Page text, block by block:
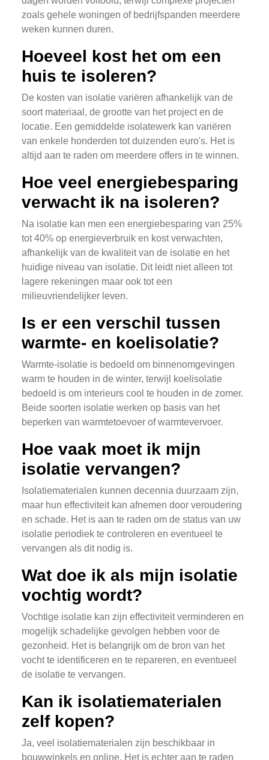
zoals gehele woningen of bedrijfspanden meerdere
weken kunnen duren.
Hoeveel kost het om een
huis te isoleren?
De kosten van isolatie variëren afhankelijk van de
soort materiaal, de grootte van het project en de
locatie. Een gemiddelde isolatewerk kan variëren
van enkele honderden tot duizenden euro's. Het is
altijd aan te raden om meerdere offers in te winnen.
Hoe veel energiebesparing
verwacht ik na isoleren?
Na isolatie kan men een energiebesparing van 25%
tot 40% op energieverbruik en kost verwachten,
afhankelijk van de kwaliteit van de isolatie en het
huidige niveau van isolatie. Dit leidt niet alleen tot
lagere rekeningen maar ook tot een
milieuvriendelijker leven.
Is er een verschil tussen
warmte- en koelisolatie?
Warmte-isolatie is bedoeld om binnenomgevingen
warm te houden in de winter, terwijl koelisolatie
bedoeld is om interieurs cool te houden in de zomer.
Beide soorten isolatie werken op basis van het
beperken van warmtetoevoer of warmtevervoer.
Hoe vaak moet ik mijn
isolatie vervangen?
Isolatiematerialen kunnen decennia duurzaam zijn,
maar hun effectiviteit kan afnemen door veroudering
en schade. Het is aan te raden om de status van uw
isolatie periodiek te controleren en eventueel te
vervangen als dit nodig is.
Wat doe ik als mijn isolatie
vochtig wordt?
Vochtige isolatie kan zijn effectiviteit verminderen en
mogelijk schadelijke gevolgen hebben voor de
gezonheid. Het is belangrijk om de bron van het
vocht te identificeren en te repareren, en eventueel
de isolatie te vervangen.
Kan ik isolatiematerialen
zelf kopen?
Ja, veel isolatiematerialen zijn beschikbaar in
bouwwinkels en online. Het is echter aan te raden